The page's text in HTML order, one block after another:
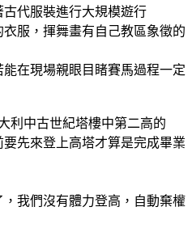
代服裝進行大規模遊行
服，揮舞畫有自己教區象徵的
在現場親眼目睹賽馬過程一定
利中古世紀塔樓中第二高的
先來登上高塔才算是完成畢業
我們沒有體力登高，自動棄權